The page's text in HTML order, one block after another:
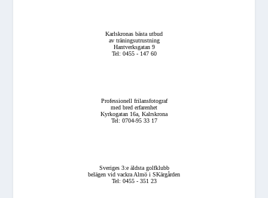
Karlskronas bästa utbud
av träningsutrustning
Hantverksgatan 9
Tel: 0455 - 147 60
Professionell frilansfotograf
med bred erfarenhet
Kyrkogatan 16a, Kalrskrona
Tel: 0704-95 33 17
Sveriges 3:e äldsta golfklubb
belägen vid vackra Almö i SKärgården
Tel: 0455 - 351 23